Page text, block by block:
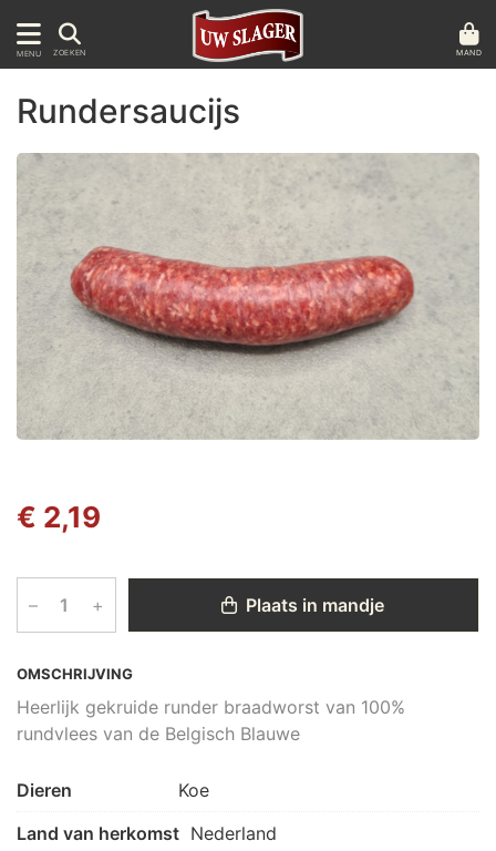
MENU ZOEKEN MAND
OMSCHRIJVING
Heerlijk gekruide runder braadworst van 100%
rundvlees van de Belgisch Blauwe
Rundersaucijs
€ 2,19
– + Plaats in mandje
Dieren
Koe
Land van herkomst Nederland